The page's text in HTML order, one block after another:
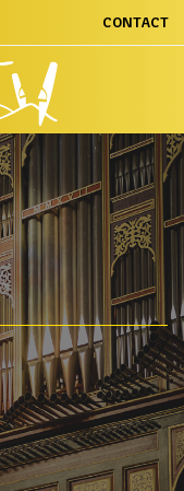
CONTACT